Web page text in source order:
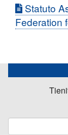
Statuto
Federation